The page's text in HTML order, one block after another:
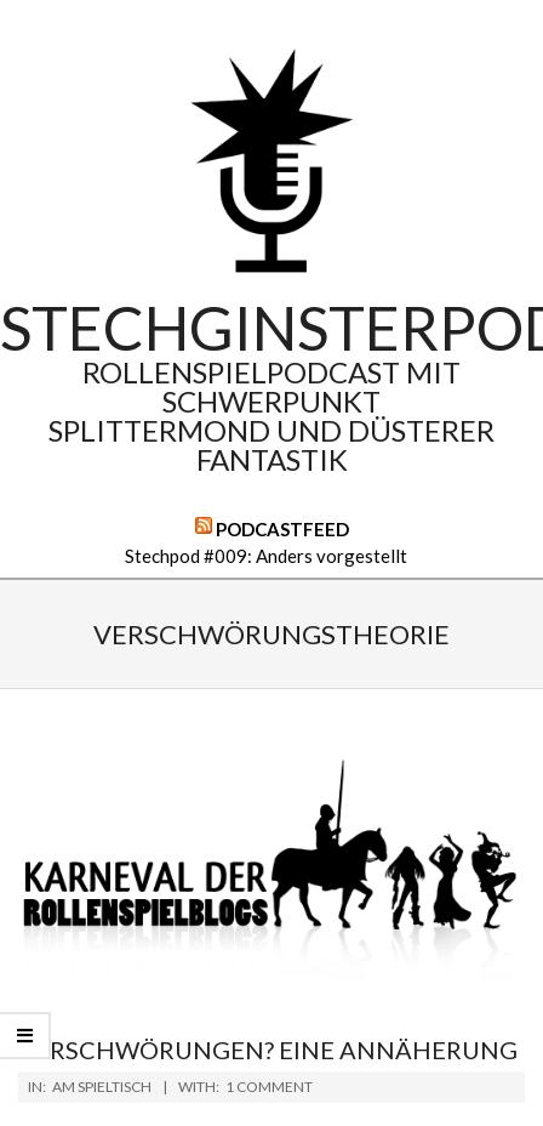
ROLLENSPIELPODCAST MIT
SCHWERPUNKT
SPLITTERMOND UND DÜSTERER
FANTASTIK
PODCASTFEED
Stechpod #009: Anders vorgestellt
VERSCHWÖRUNGSTHEORIE
VERSCHWÖRUNGEN? EINE ANNÄHERUNG
2019-
IN: AM SPIELTISCH WITH: 1 COMMENT